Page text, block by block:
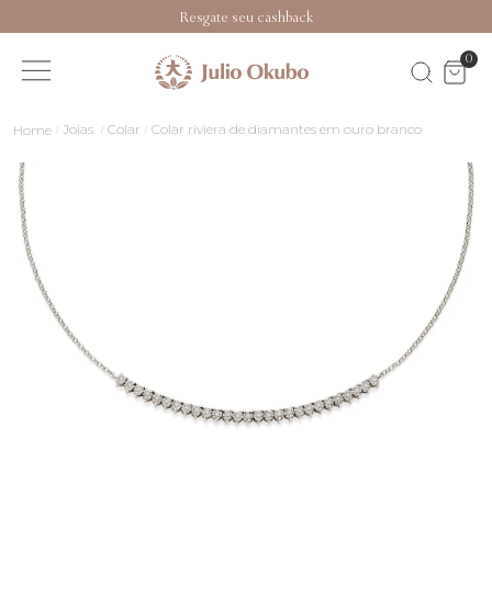
Resgate seu cashback
0
Joias Colar Colar riviera de diamantes em ouro branco